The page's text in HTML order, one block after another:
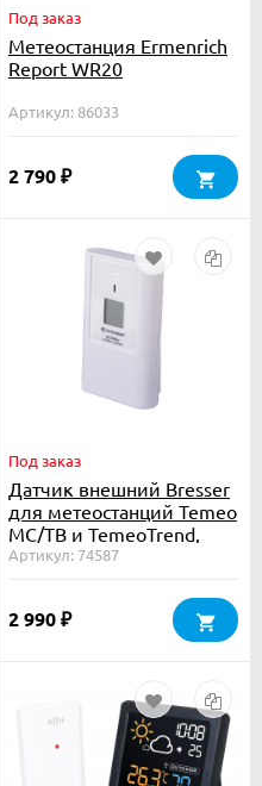
Под заказ
Метеостанция Ermenrich
Report WR20
Артикул: 86033
2 790 ₽
Под заказ
Датчик внешний Bresser
для метеостанций Temeo
MC/TB и TemeoTrend,
трехканальный
Артикул: 74587
2 990 ₽